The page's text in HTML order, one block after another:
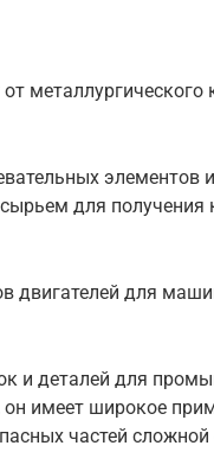
металлургического
элементов
для получения
двигателей для
и деталей для
имеет широкое
частей